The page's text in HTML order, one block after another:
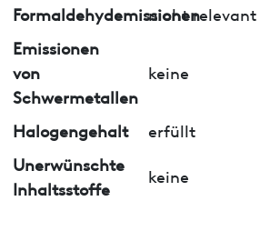
Formaldehydemissionennicht relevant
Emissionen
von
Schwermetallen
keine
Halogengehalt
erfüllt
Unerwünschte
Inhaltsstoffe
keine